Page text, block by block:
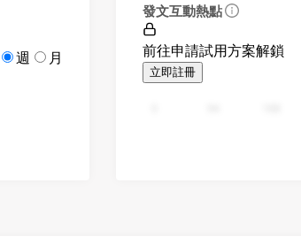
週 月
發文互動熱點
前往申請試用方案解鎖
立即註冊